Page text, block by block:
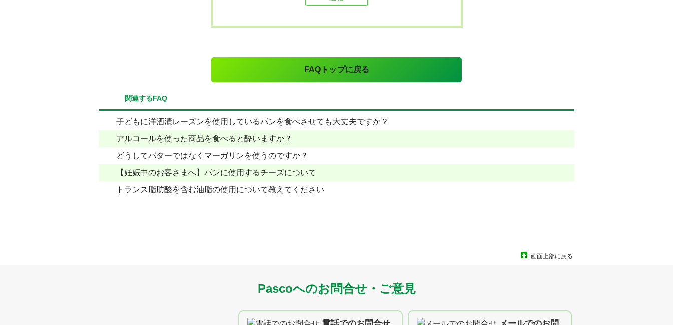
FAQトップに戻る
関連するFAQ
子どもに洋酒漬レーズンを使用しているパンを食べさせても大丈夫ですか？
アルコールを使った商品を食べると酔いますか？
どうしてバターではなくマーガリンを使うのですか？
【妊娠中のお客さまへ】パンに使用するチーズについて
トランス脂肪酸を含む油脂の使用について教えてください
画面上部に戻る
Pascoへのお問合せ・ご意見